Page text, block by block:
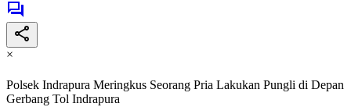
×
Polsek Indrapura Meringkus Seorang Pria Lakukan Pungli di Depan
Gerbang Tol Indrapura